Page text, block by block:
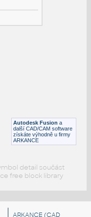
Autodesk Fusion a
další CAD/CAM software
získáte výhodně u firmy
ARKANCE
detail součást
free block library
ARKANCE (CAD